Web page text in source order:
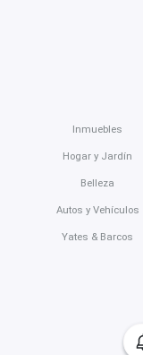
Inmuebles
Hogar y Jardín
Belleza
Autos y Vehículos
Yates & Barcos